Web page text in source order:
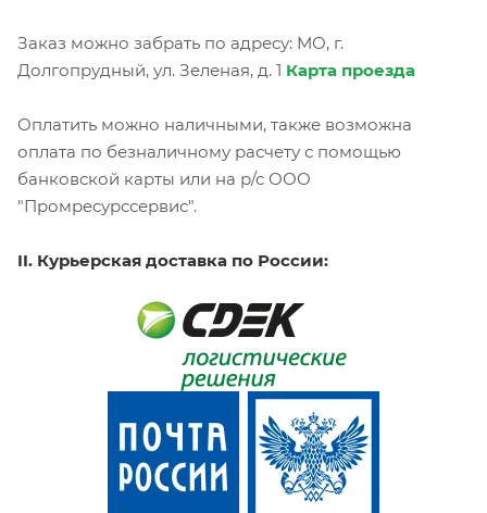
Заказ можно забрать по адресу: МО, г.
Долгопрудный, ул. Зеленая, д. 1 Карта проезда
Оплатить можно наличными, также возможна
оплата по безналичному расчету с помощью
банковской карты или на р/с ООО
"Промресурссервис".
II. Курьерская доставка по России: